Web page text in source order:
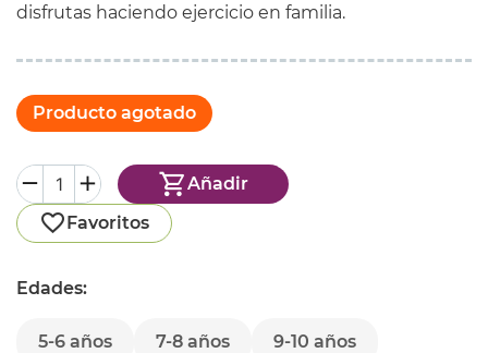
disfrutas haciendo ejercicio en familia.
Producto agotado
Añadir
Favoritos
Edades:
5-6 años 7-8 años
9-10 años